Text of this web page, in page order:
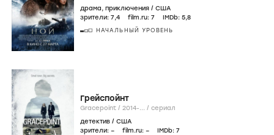
драма, приключения / США
зрители: 7,4 film.ru: 7 IMDb: 5,8
НАЧАЛЬНЫЙ УРОВЕНЬ
Грейспойнт
Gracepoint / 2014-... / сериал
детектив / США
зрители: – film.ru: – IMDb: 7